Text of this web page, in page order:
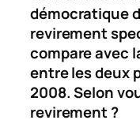
démocratique
revirement
compare avec
entre les deux
2008. Selon
revirement ?